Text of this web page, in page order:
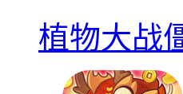
植物大战